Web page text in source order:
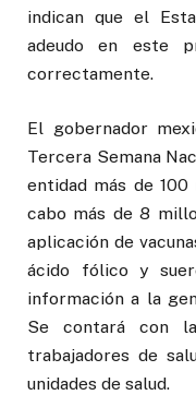
indican que el
adeudo en este
correctamente.
El gobernador
Tercera Semana
entidad más de
cabo más de 8
aplicación de
ácido fólico y
información a la
Se contará con
trabajadores de
unidades de salud.